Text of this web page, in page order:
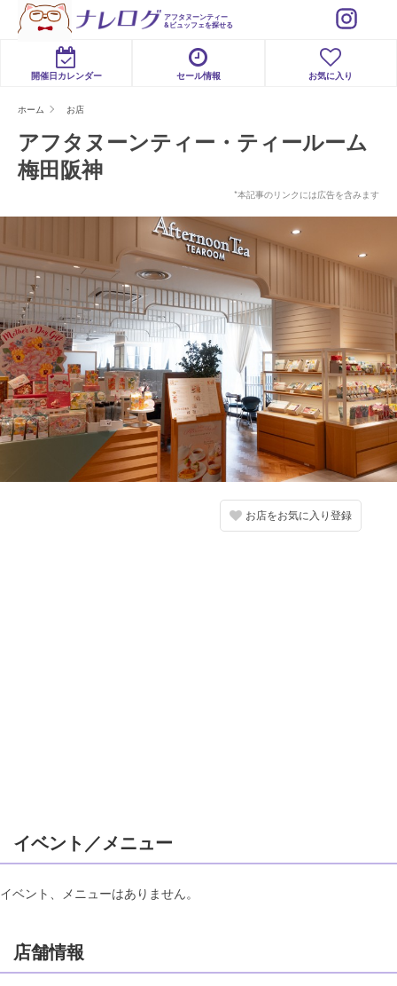
アフタヌーンティー
&ビュッフェを探せる
開催日カレンダー セール情報 お気に入り
ホーム お店
アフタヌーンティー・ティールーム
梅田阪神
*本記事のリンクには広告を含みます
お店をお気に入り登録
イベント／メニュー
イベント、メニューはありません。
店舗情報